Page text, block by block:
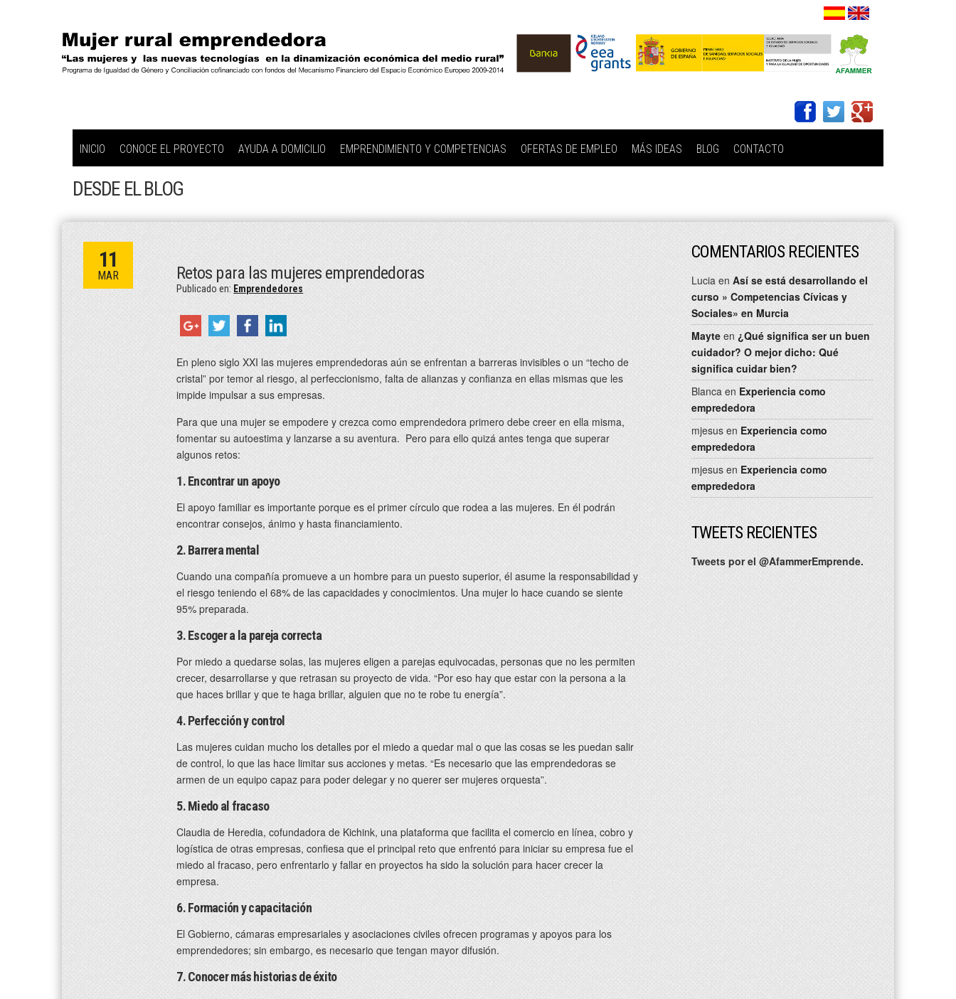
INICIO CONOCE EL PROYECTO AYUDA A DOMICILIO EMPRENDIMIENTO Y COMPETENCIAS OFERTAS DE EMPLEO MÁS IDEAS BLOG CONTACTO
DESDE EL BLOG
11
MAR Retos para las mujeres emprendedoras
Publicado en: Emprendedores
En pleno siglo XXI las mujeres emprendedoras aún se enfrentan a barreras invisibles o un “techo de
cristal” por temor al riesgo, al perfeccionismo, falta de alianzas y confianza en ellas mismas que les
impide impulsar a sus empresas.
Para que una mujer se empodere y crezca como emprendedora primero debe creer en ella misma,
fomentar su autoestima y lanzarse a su aventura. Pero para ello quizá antes tenga que superar
algunos retos:
1. Encontrar un apoyo
El apoyo familiar es importante porque es el primer círculo que rodea a las mujeres. En él podrán
encontrar consejos, ánimo y hasta financiamiento.
2. Barrera mental
Cuando una compañía promueve a un hombre para un puesto superior, él asume la responsabilidad y
el riesgo teniendo el 68% de las capacidades y conocimientos. Una mujer lo hace cuando se siente
95% preparada.
3. Escoger a la pareja correcta
Por miedo a quedarse solas, las mujeres eligen a parejas equivocadas, personas que no les permiten
crecer, desarrollarse y que retrasan su proyecto de vida. “Por eso hay que estar con la persona a la
que haces brillar y que te haga brillar, alguien que no te robe tu energía”.
4. Perfección y control
Las mujeres cuidan mucho los detalles por el miedo a quedar mal o que las cosas se les puedan salir
de control, lo que las hace limitar sus acciones y metas. “Es necesario que las emprendedoras se
armen de un equipo capaz para poder delegar y no querer ser mujeres orquesta”.
5. Miedo al fracaso
Claudia de Heredia, cofundadora de Kichink, una plataforma que facilita el comercio en línea, cobro y
logística de otras empresas, confiesa que el principal reto que enfrentó para iniciar su empresa fue el
miedo al fracaso, pero enfrentarlo y fallar en proyectos ha sido la solución para hacer crecer la
empresa.
6. Formación y capacitación
El Gobierno, cámaras empresariales y asociaciones civiles ofrecen programas y apoyos para los
emprendedores; sin embargo, es necesario que tengan mayor difusión.
7. Conocer más historias de éxito
COMENTARIOS RECIENTES
Lucia en Así se está desarrollando el
curso » Competencias Cívicas y
Sociales» en Murcia
Mayte en ¿Qué significa ser un buen
cuidador? O mejor dicho: Qué
significa cuidar bien?
Blanca en Experiencia como
emprededora
mjesus en Experiencia como
emprededora
mjesus en Experiencia como
emprededora
TWEETS RECIENTES
Tweets por el @AfammerEmprende.